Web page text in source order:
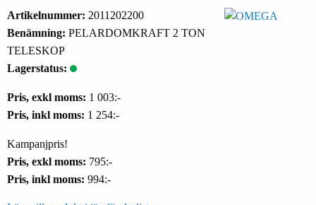
Artikelnummer: 2011202200
Benämning: PELARDOMKRAFT 2 TON
TELESKOP
Lagerstatus:
Pris, exkl moms: 1 003:-
Pris, inkl moms: 1 254:-
Kampanjpris!
Pris, exkl moms: 795:-
Pris, inkl moms: 994:-